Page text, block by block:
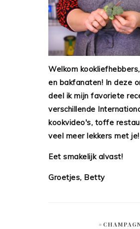
Welkom
en bakfanaten! In deze
deel ik mijn favoriete
verschillende
kookvideo's, toffe
veel meer lekkers met je!
Eet smakelijk alvast!
Groetjes, Betty